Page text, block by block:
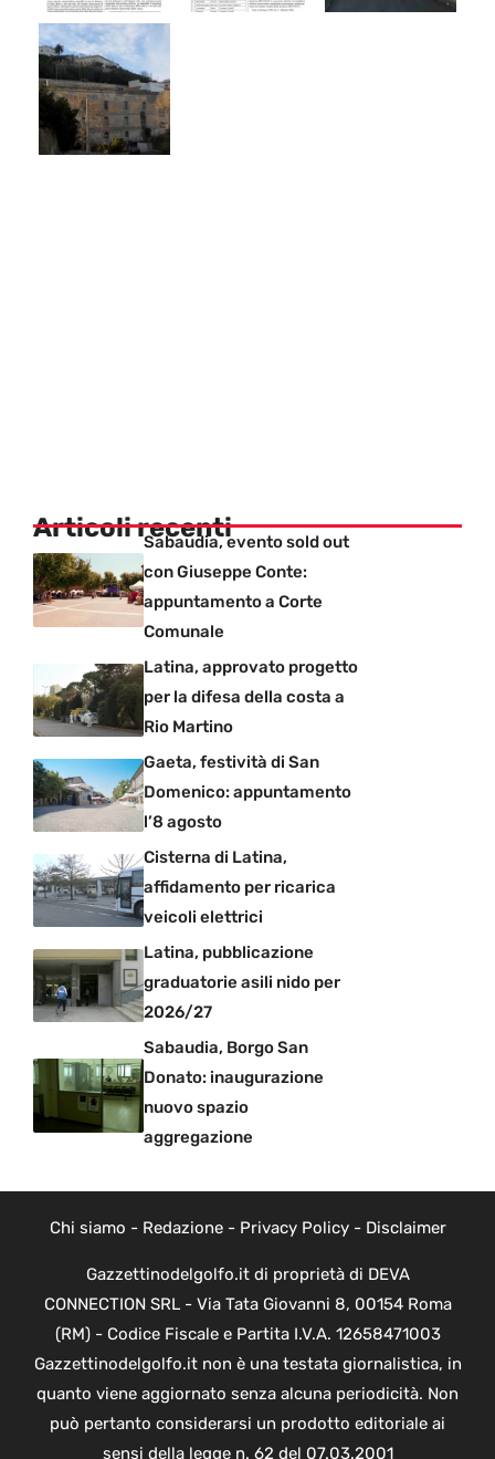
Articoli recentiSabaudia, evento sold out
con Giuseppe Conte:
appuntamento a Corte
Comunale
Latina, approvato progetto
per la difesa della costa a
Rio Martino
Gaeta, festività di San
Domenico: appuntamento
l’8 agosto
Cisterna di Latina,
affidamento per ricarica
veicoli elettrici
Latina, pubblicazione
graduatorie asili nido per
2026/27
Sabaudia, Borgo San
Donato: inaugurazione
nuovo spazio
aggregazione
Chi siamo - Redazione- Privacy Policy- Disclaimer
Gazzettinodelgolfo.it di proprietà di DEVA
CONNECTION SRL - Via Tata Giovanni 8, 00154 Roma
(RM) - Codice Fiscale e Partita I.V.A. 12658471003
Gazzettinodelgolfo.it non è una testata giornalistica, in
quanto viene aggiornato senza alcuna periodicità. Non
può pertanto considerarsi un prodotto editoriale ai
sensi della legge n. 62 del 07.03.2001